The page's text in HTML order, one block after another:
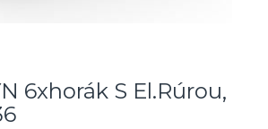
6xhorák S El.rúrou,